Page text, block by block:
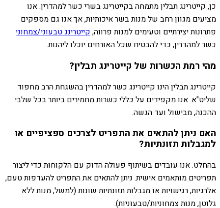
כן, קייטרינג תבלין מתמחה בקייטרינג בשרי כשר למהדרין. אנו
מציעים מגוון רחב של מנות בשר איכותיות, אך אנו גם מספקים
פתרונות יצירתיים וטעימים למנות פרווה,קייטרינג טבעוני/צמחוני
כשר למהדרין, כדי להבטיח שכל האורחים יוכלו ליהנות.
מהי רמת הכשרות של קייטרינג תבלין?
קייטרינג תבלין הינו קייטרינג כשר למהדרין בהשגחת הרב מחפוד
שליט"א. אנו מקפידים על כללי כשרות מחמירים ביותר בכל שלבי
ההכנה, מבישול ועד הגשה.
האם ניתן להתאים את התפריט לצרכים ספציפיים או
למגבלות תזונתיות?
בהחלט. אנו עובדים בשיתוף פעולה הדוק עם הלקוחות כדי ליצור
תפריטים מותאמים אישית. ניתן להתאים את התפריט להעדפות טעם,
אלרגיות, רגישויות או מגבלות תזונתיות שונות (למשל, מנות ללא
גלוטן, מנות צמחוניות/טבעוניות).